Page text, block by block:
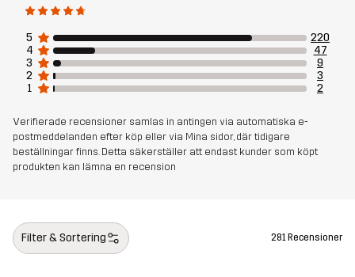
Vikt
Hållbarhet Bluesign® approved läs här
Skapad för
Artikelnummer 11168_2001
5
220
4
47
3
9
2
3
1
2
Verifierade recensioner samlas in antingen via automatiska e-
postmeddelanden efter köp eller via Mina sidor, där tidigare
beställningar finns. Detta säkerställer att endast kunder som köpt
produkten kan lämna en recension
Filter & Sortering 281 Recensioner